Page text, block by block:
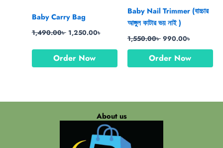
Baby Carry Bag
1,490.00৳ 1,250.00৳
Order Now
Baby Nail Trimmer (বাচ্চার
আঙ্গুল কাটার ভয় নাই )
1,550.00৳ 990.00৳
Order Now
About us